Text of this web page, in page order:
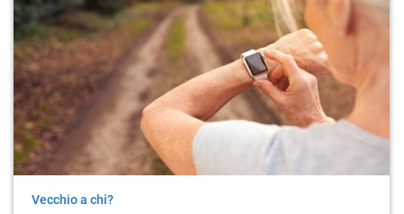
Vecchio a chi?